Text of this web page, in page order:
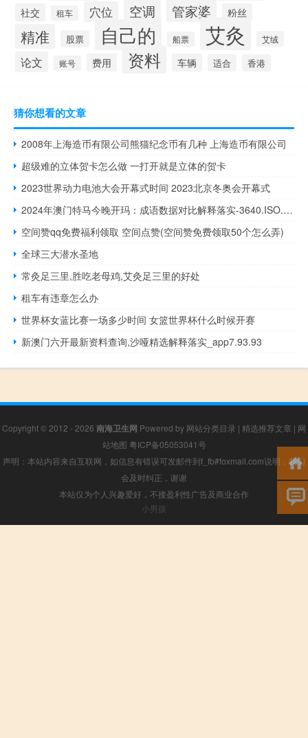
社交 租车 穴位 空调 管家婆 粉丝
精准 股票 自己的 船票 艾灸 艾绒
论文 账号 费用 资料 车辆 适合 香港
猜你想看的文章
2008年上海造币有限公司熊猫纪念币有几种 上海造币有限公司
超级难的立体贺卡怎么做 一打开就是立体的贺卡
2023世界动力电池大会开幕式时间 2023北京冬奥会开幕式
2024年澳门特马今晚开玛：成语数据对比解释落实-3640.ISO.759
空间赞qq免费福利领取 空间点赞(空间赞免费领取50个怎么弄)
全球三大潜水圣地
常灸足三里,胜吃老母鸡,艾灸足三里的好处
租车有违章怎么办
世界杯女蓝比赛一场多少时间 女篮世界杯什么时候开赛
新澳门六开最新资料查询,沙哑精选解释落实_app7.93.93
Copyright © 2012 - 2026 南海卫生网 Powered by 网站分类目录 | 精选推荐文章 | 网
站地图 粤ICP备05053041号
声明：本站内容来自互联网，如信息有错误可发邮件到f_fb#foxmail.com说明，我们
会及时纠正，谢谢
本站仅为个人兴趣爱好，不接盈利性广告及商业合作
小男孩